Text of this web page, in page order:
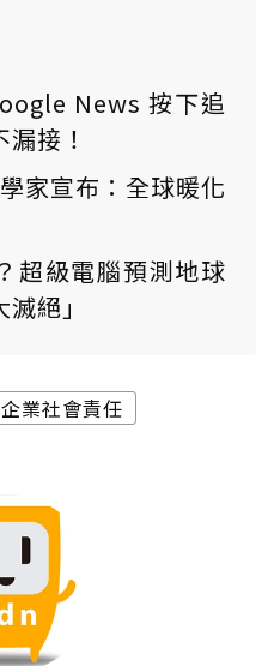
News 按下追
接！
家宣布：全球暖化
超級電腦預測地球
絕」
企業社會責任